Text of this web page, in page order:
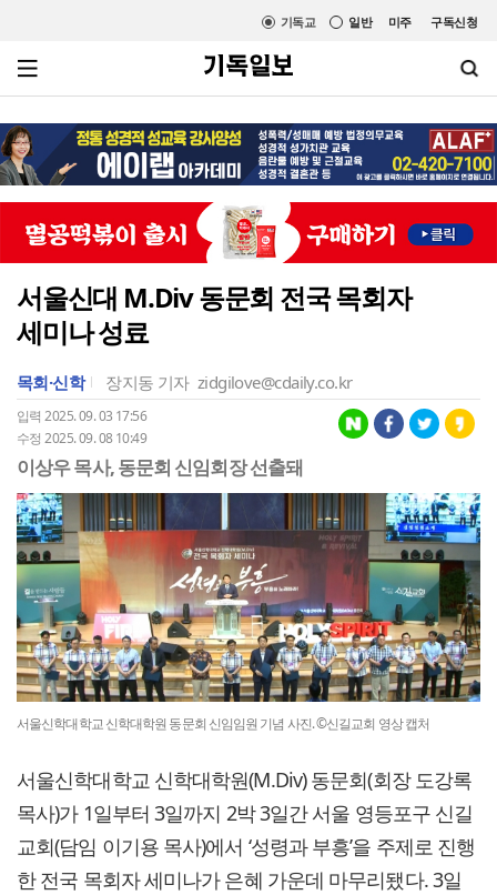
미주 구독신청
일반
기독교
서울신대 M.Div 동문회 전국 목회자
세미나 성료
목회·신학 장지동 기자 zidgilove@cdaily.co.kr
입력 2025. 09. 03 17:56
수정 2025. 09. 08 10:49
이상우 목사, 동문회 신임회장 선출돼
서울신학대학교 신학대학원 동문회 신임임원 기념 사진. ©신길교회 영상 캡처
서울신학대학교 신학대학원(M.Div) 동문회(회장 도강록
목사)가 1일부터 3일까지 2박 3일간 서울 영등포구 신길
교회(담임 이기용 목사)에서 ‘성령과 부흥’을 주제로 진행
한 전국 목회자 세미나가 은혜 가운데 마무리됐다. 3일